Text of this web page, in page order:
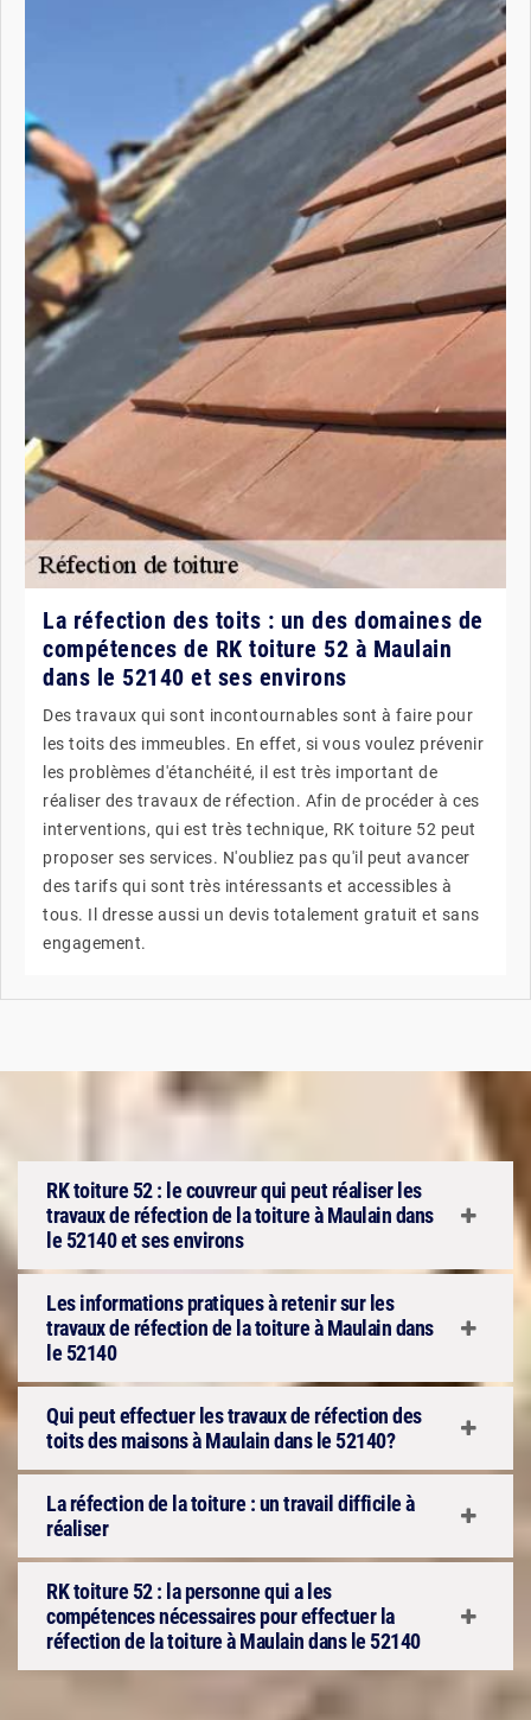
La réfection des toits : un des domaines de
compétences de RK toiture 52 à Maulain
dans le 52140 et ses environs
Des travaux qui sont incontournables sont à faire pour
les toits des immeubles. En effet, si vous voulez prévenir
les problèmes d'étanchéité, il est très important de
réaliser des travaux de réfection. Afin de procéder à ces
interventions, qui est très technique, RK toiture 52 peut
proposer ses services. N'oubliez pas qu'il peut avancer
des tarifs qui sont très intéressants et accessibles à
tous. Il dresse aussi un devis totalement gratuit et sans
engagement.
RK toiture 52 : le couvreur qui peut réaliser les
travaux de réfection de la toiture à Maulain dans
le 52140 et ses environs
Les informations pratiques à retenir sur les
travaux de réfection de la toiture à Maulain dans
le 52140
Qui peut effectuer les travaux de réfection des
toits des maisons à Maulain dans le 52140?
La réfection de la toiture : un travail difficile à
réaliser
RK toiture 52 : la personne qui a les
compétences nécessaires pour effectuer la
réfection de la toiture à Maulain dans le 52140